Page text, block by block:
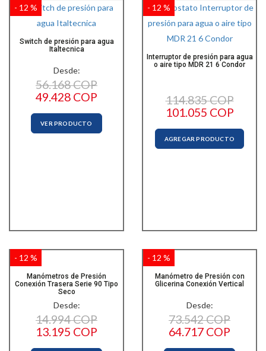
Switch de presión para agua
Italtecnica
- 12 %
Desde:
56.168 COP
49.428 COP
VER PRODUCTO
Interruptor de presión para agua
o aire tipo MDR 21 6 Condor
- 12 %
114.835 COP
101.055 COP
AGREGAR PRODUCTO
Manómetros de Presión
Conexión Trasera Serie 90 Tipo
Seco
- 12 %
Desde:
14.994 COP
13.195 COP
Manómetro de Presión con
Glicerina Conexión Vertical
- 12 %
Desde:
73.542 COP
64.717 COP